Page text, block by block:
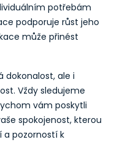
potřebám
podporuje růst jeho
může přinést
dokonalost, ale i
Vždy sledujeme
vám poskytli
spokojenost, kterou
a pozorností k